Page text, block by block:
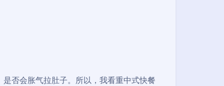
否会胀气拉肚子。所以，我看重中式快餐